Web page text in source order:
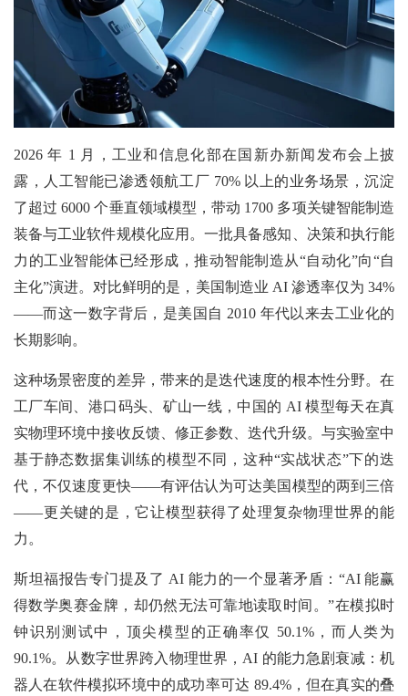
2026 年 1 月，工业和信息化部在国新办新闻发布会上披
露，人工智能已渗透领航工厂 70% 以上的业务场景，沉淀
了超过 6000 个垂直领域模型，带动 1700 多项关键智能制造
装备与工业软件规模化应用。一批具备感知、决策和执行能
力的工业智能体已经形成，推动智能制造从“自动化”向“自
主化”演进。对比鲜明的是，美国制造业 AI 渗透率仅为 34%
——而这一数字背后，是美国自 2010 年代以来去工业化的
长期影响。
这种场景密度的差异，带来的是迭代速度的根本性分野。在
工厂车间、港口码头、矿山一线，中国的 AI 模型每天在真
实物理环境中接收反馈、修正参数、迭代升级。与实验室中
基于静态数据集训练的模型不同，这种“实战状态”下的迭
代，不仅速度更快——有评估认为可达美国模型的两到三倍
——更关键的是，它让模型获得了处理复杂物理世界的能
力。
斯坦福报告专门提及了 AI 能力的一个显著矛盾：“AI 能赢
得数学奥赛金牌，却仍然无法可靠地读取时间。”在模拟时
钟识别测试中，顶尖模型的正确率仅 50.1%，而人类为
90.1%。从数字世界跨入物理世界，AI 的能力急剧衰减：机
器人在软件模拟环境中的成功率可达 89.4%，但在真实的叠